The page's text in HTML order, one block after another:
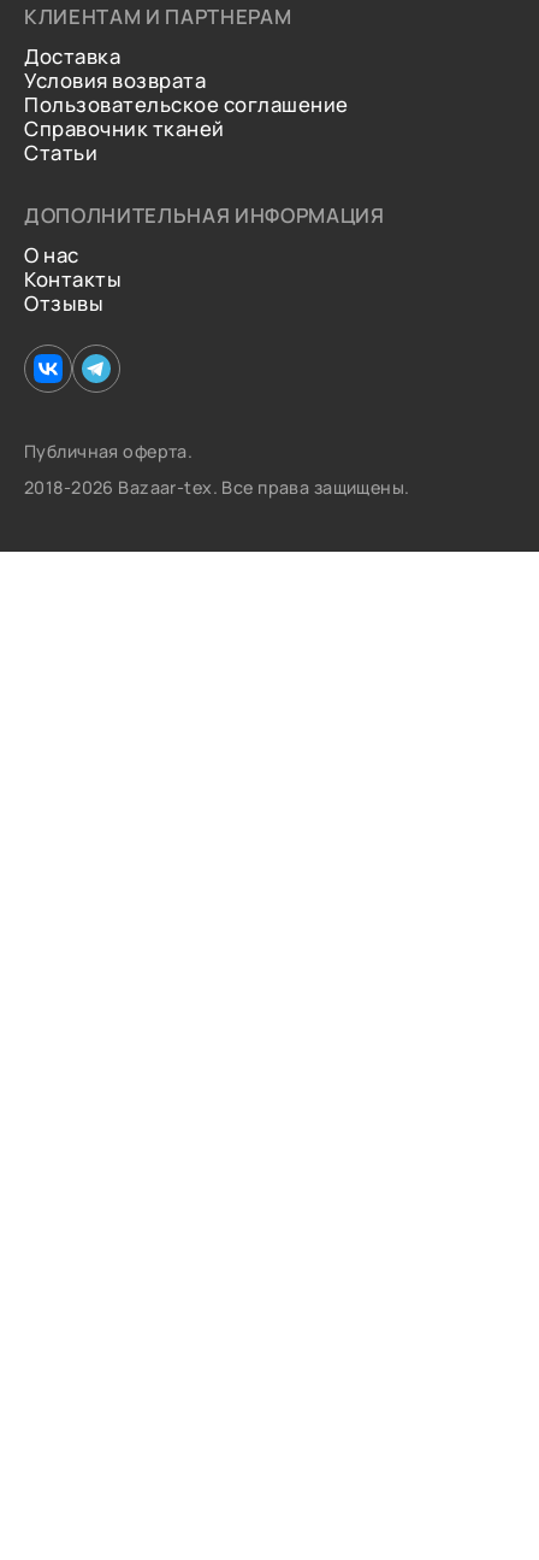
КЛИЕНТАМ И ПАРТНЕРАМ
Доставка
Условия возврата
Пользовательское соглашение
Справочник тканей
Статьи
ДОПОЛНИТЕЛЬНАЯ ИНФОРМАЦИЯ
О нас
Контакты
Отзывы
Публичная оферта.
2018-2026 Bazaar-tex. Все права защищены.